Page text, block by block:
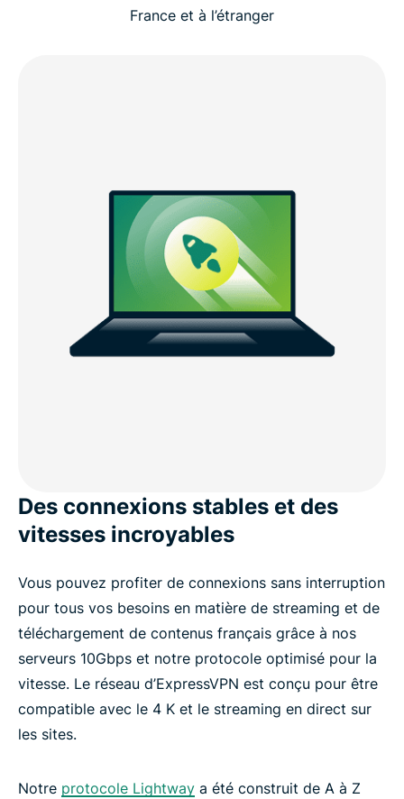
France et à l’étranger
Des connexions stables et des
vitesses incroyables
Vous pouvez profiter de connexions sans interruption
pour tous vos besoins en matière de streaming et de
téléchargement de contenus français grâce à nos
serveurs 10Gbps et notre protocole optimisé pour la
vitesse. Le réseau d’ExpressVPN est conçu pour être
compatible avec le 4 K et le streaming en direct sur
les sites.
Notre protocole Lightway a été construit de A à Z